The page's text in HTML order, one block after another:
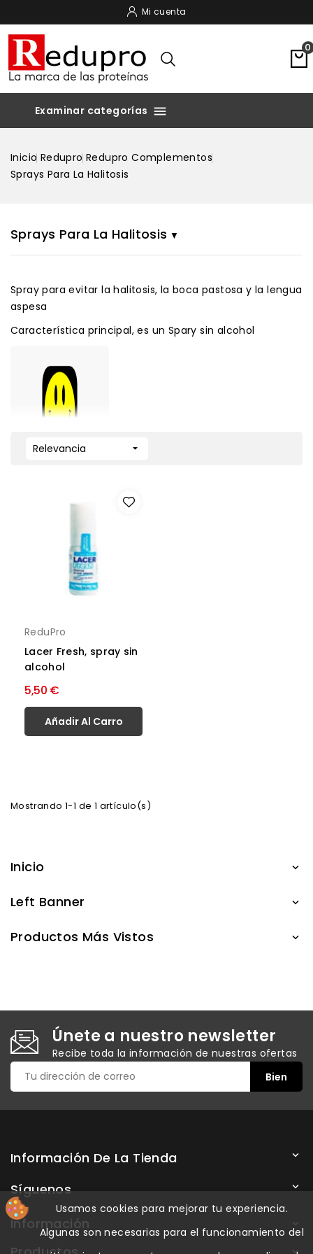
Mi cuenta
0

Inicio Redupro Redupro Complementos
Sprays Para La Halitosis
Sprays Para La Halitosis
Spray para evitar la halitosis, la boca pastosa y la lengua
aspesa
Característica principal, es un Spary sin alcohol
Relevancia 
ReduPro
Lacer Fresh, spray sin
alcohol
5,50 €
Añadir Al Carro
Mostrando 1-1 de 1 artículo(s)
Inicio 
Left Banner 
Productos Más Vistos 
Únete a nuestro newsletter
Recibe toda la información de nuestras ofertas
Información De La Tienda 
Síguenos 
Información 
Usamos cookies para mejorar tu experiencia.
Algunas son necesarias para el funcionamiento del